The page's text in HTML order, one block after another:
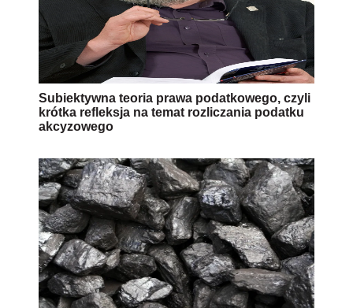
Subiektywna teoria prawa podatkowego, czyli
krótka refleksja na temat rozliczania podatku
akcyzowego